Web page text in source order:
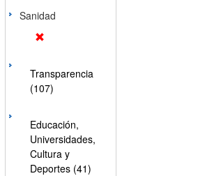
Sanidad
Transparencia
(107)
Educación,
Universidades,
Cultura y
Deportes (41)